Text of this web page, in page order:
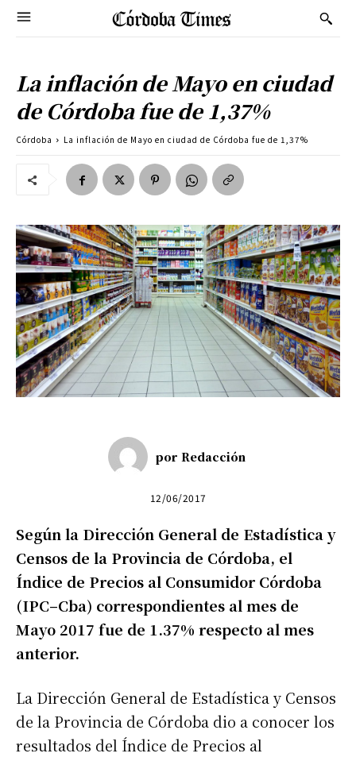
La inflación de Mayo en ciudad
de Córdoba fue de 1,37%
Córdoba La inflación de Mayo en ciudad de Córdoba fue de 1,37%
por Redacción
12/06/2017
Según la Dirección General de Estadística y
Censos de la Provincia de Córdoba, el
Índice de Precios al Consumidor Córdoba
(IPC–Cba) correspondientes al mes de
Mayo 2017 fue de 1.37% respecto al mes
anterior.
La Dirección General de Estadística y Censos
de la Provincia de Córdoba dio a conocer los
resultados del Índice de Precios al